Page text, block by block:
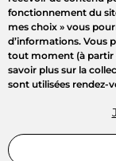
fonctionnement du
mes choix » vous
d’informations. Vous
tout moment (à partir
savoir plus sur la
sont utilisées rendez-